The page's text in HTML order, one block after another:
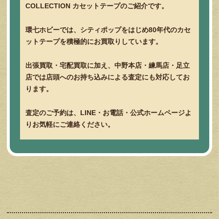
COLLECTION カセットテープのご紹介です。
環七ホビーでは、シティポップをはじめ80年代のカセ
ットテープを積極的にお買取りしています。
出張買取・宅配買取に加え、中野本店・練馬店・足立
店では店頭へのお持ち込みによる査定にも対応してお
ります。
査定のご予約は、LINE・お電話・公式ホームページよ
りお気軽にご連絡ください。